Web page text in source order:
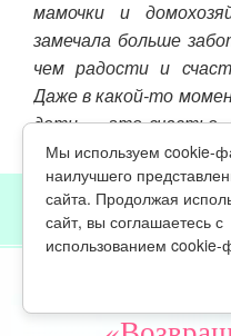
мамочки и
замечала больше
чем радости и
Даже в какой-то
дети — это
испортились, мы
развод. Ко всему
проблем и
Читать далее »
ЧИТАТЬ
Мы используем cookie-
наилучшего
сайта. Продолжая
сайт, вы соглашаетесь с
использованием cookie-